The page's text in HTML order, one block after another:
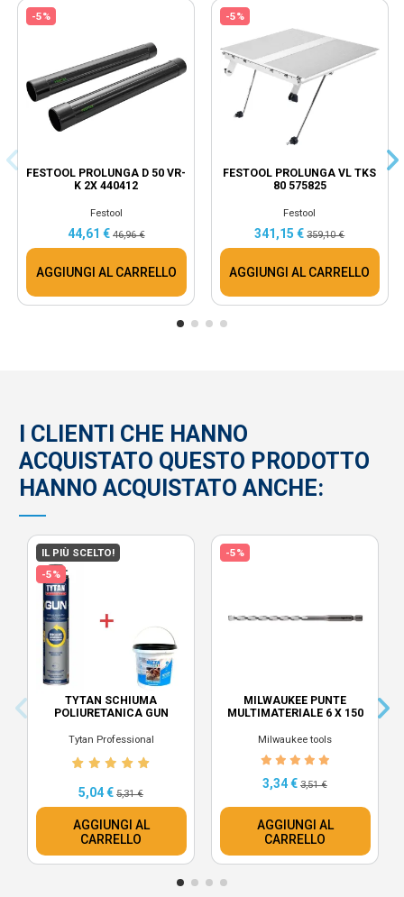
-5%
FESTOOL PROLUNGA D 50 VR-
K 2X 440412
Festool
44,61 € 46,96 €
AGGIUNGI AL CARRELLO
-5%
FESTOOL PROLUNGA VL TKS
80 575825
Festool
341,15 €359,10 €
AGGIUNGI AL CARRELLO
I CLIENTI CHE HANNO
ACQUISTATO QUESTO PRODOTTO
HANNO ACQUISTATO ANCHE:
IL PIÙ SCELTO!
-5%
TYTAN SCHIUMA
POLIURETANICA GUN
Tytan Professional
5,04 € 5,31 €
AGGIUNGI AL
CARRELLO
-5%
MILWAUKEE PUNTE
MULTIMATERIALE 6 X 150
Milwaukee tools
3,34 € 3,51 €
AGGIUNGI AL
CARRELLO